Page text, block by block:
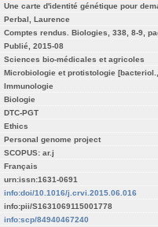
Une carte d'identité génétique pour
Perbal, Laurence
Comptes rendus. Biologies, 338, 8-9,
Publié, 2015-08
Sciences bio-médicales et agricoles
Microbiologie et protistologie
Immunologie
Biologie
DTC-PGT
Ethics
Personal genome project
SCOPUS: ar.j
Français
urn:issn:1631-0691
info:doi/10.1016/j.crvi.2015.06.016
info:pii/S1631069115001778
info:scp/84940467240